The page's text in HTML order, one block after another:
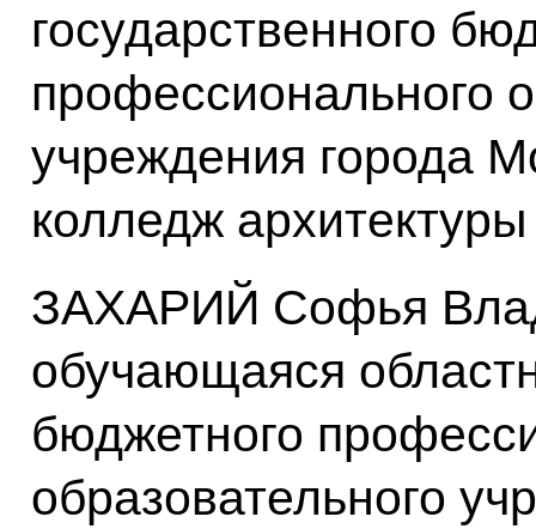
государственного
профессионального
учреждения города
колледж
ЗАХАРИЙ Софья
обучающаяся
бюджетного
образовательного